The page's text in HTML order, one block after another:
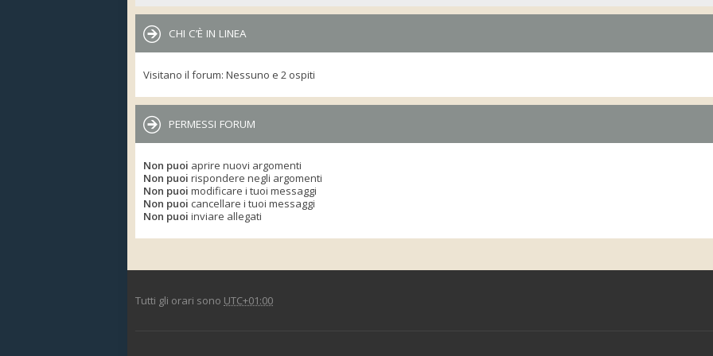
CHI C’È IN LINEA
Visitano il forum: Nessuno e 2 ospiti
PERMESSI FORUM
Non puoi aprire nuovi argomenti
Non puoi rispondere negli argomenti
Non puoi modificare i tuoi messaggi
Non puoi cancellare i tuoi messaggi
Non puoi inviare allegati
Tutti gli orari sono UTC+01:00